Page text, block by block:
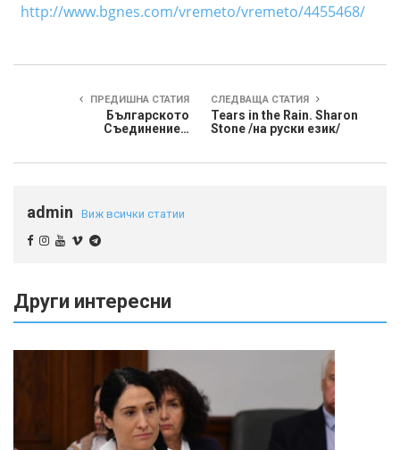
http://www.bgnes.com/vremeto/vremeto/4455468/
ПРЕДИШНА СТАТИЯ
Българското
Съединение…
СЛЕДВАЩА СТАТИЯ
Tears in the Rain. Sharon
Stone /на руски език/
admin Виж всички статии
Други интересни